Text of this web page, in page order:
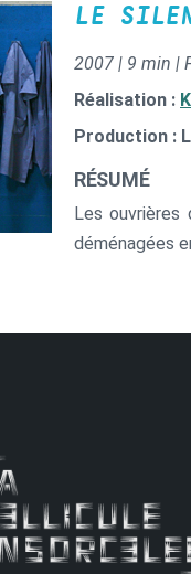
LE
2007 | 9 min |
Réalisation :
Production :
RÉSUMÉ
Les
déménagées